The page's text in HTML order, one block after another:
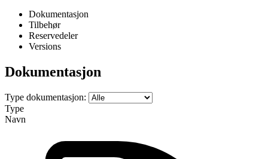
Dokumentasjon
Tilbehør
Reservedeler
Versions
Dokumentasjon
Type dokumentasjon:
Type
Navn